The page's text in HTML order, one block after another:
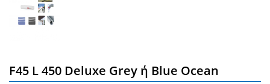
F45 L 450 Deluxe Grey ή Blue Ocean